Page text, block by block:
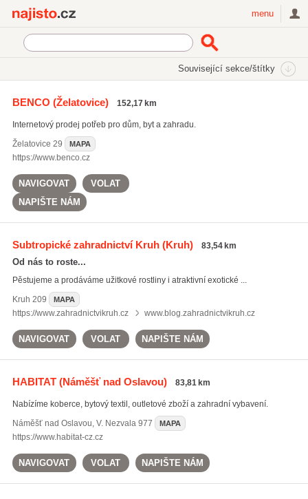
menu
Související sekce/štítky
Internetové obchody a služby
Dům, byt a zahrada
Zahradní potřeby a hnojiva
BENCO (Želatovice) 152,17 km
Internetový prodej potřeb pro dům, byt a zahradu.
Želatovice 29 MAPA
https://www.benco.cz
NAVIGOVAT
VOLAT
NAPIŠTE NÁM
Subtropické zahradnictví Kruh(Kruh) 83,54 km
Od nás to roste...
Pěstujeme a prodáváme užitkové rostliny i atraktivní exotické ...
Kruh 209 MAPA
https://www.zahradnictvikruh.cz www.blog.zahradnictvikruh.cz
NAVIGOVAT VOLAT NAPIŠTE NÁM
HABITAT(Náměšť nad Oslavou) 83,81 km
Nabízíme koberce, bytový textil, outletové zboží a zahradní vybavení.
Náměšť nad Oslavou, V. Nezvala 977 MAPA
https://www.habitat-cz.cz
NAVIGOVAT VOLAT NAPIŠTE NÁM